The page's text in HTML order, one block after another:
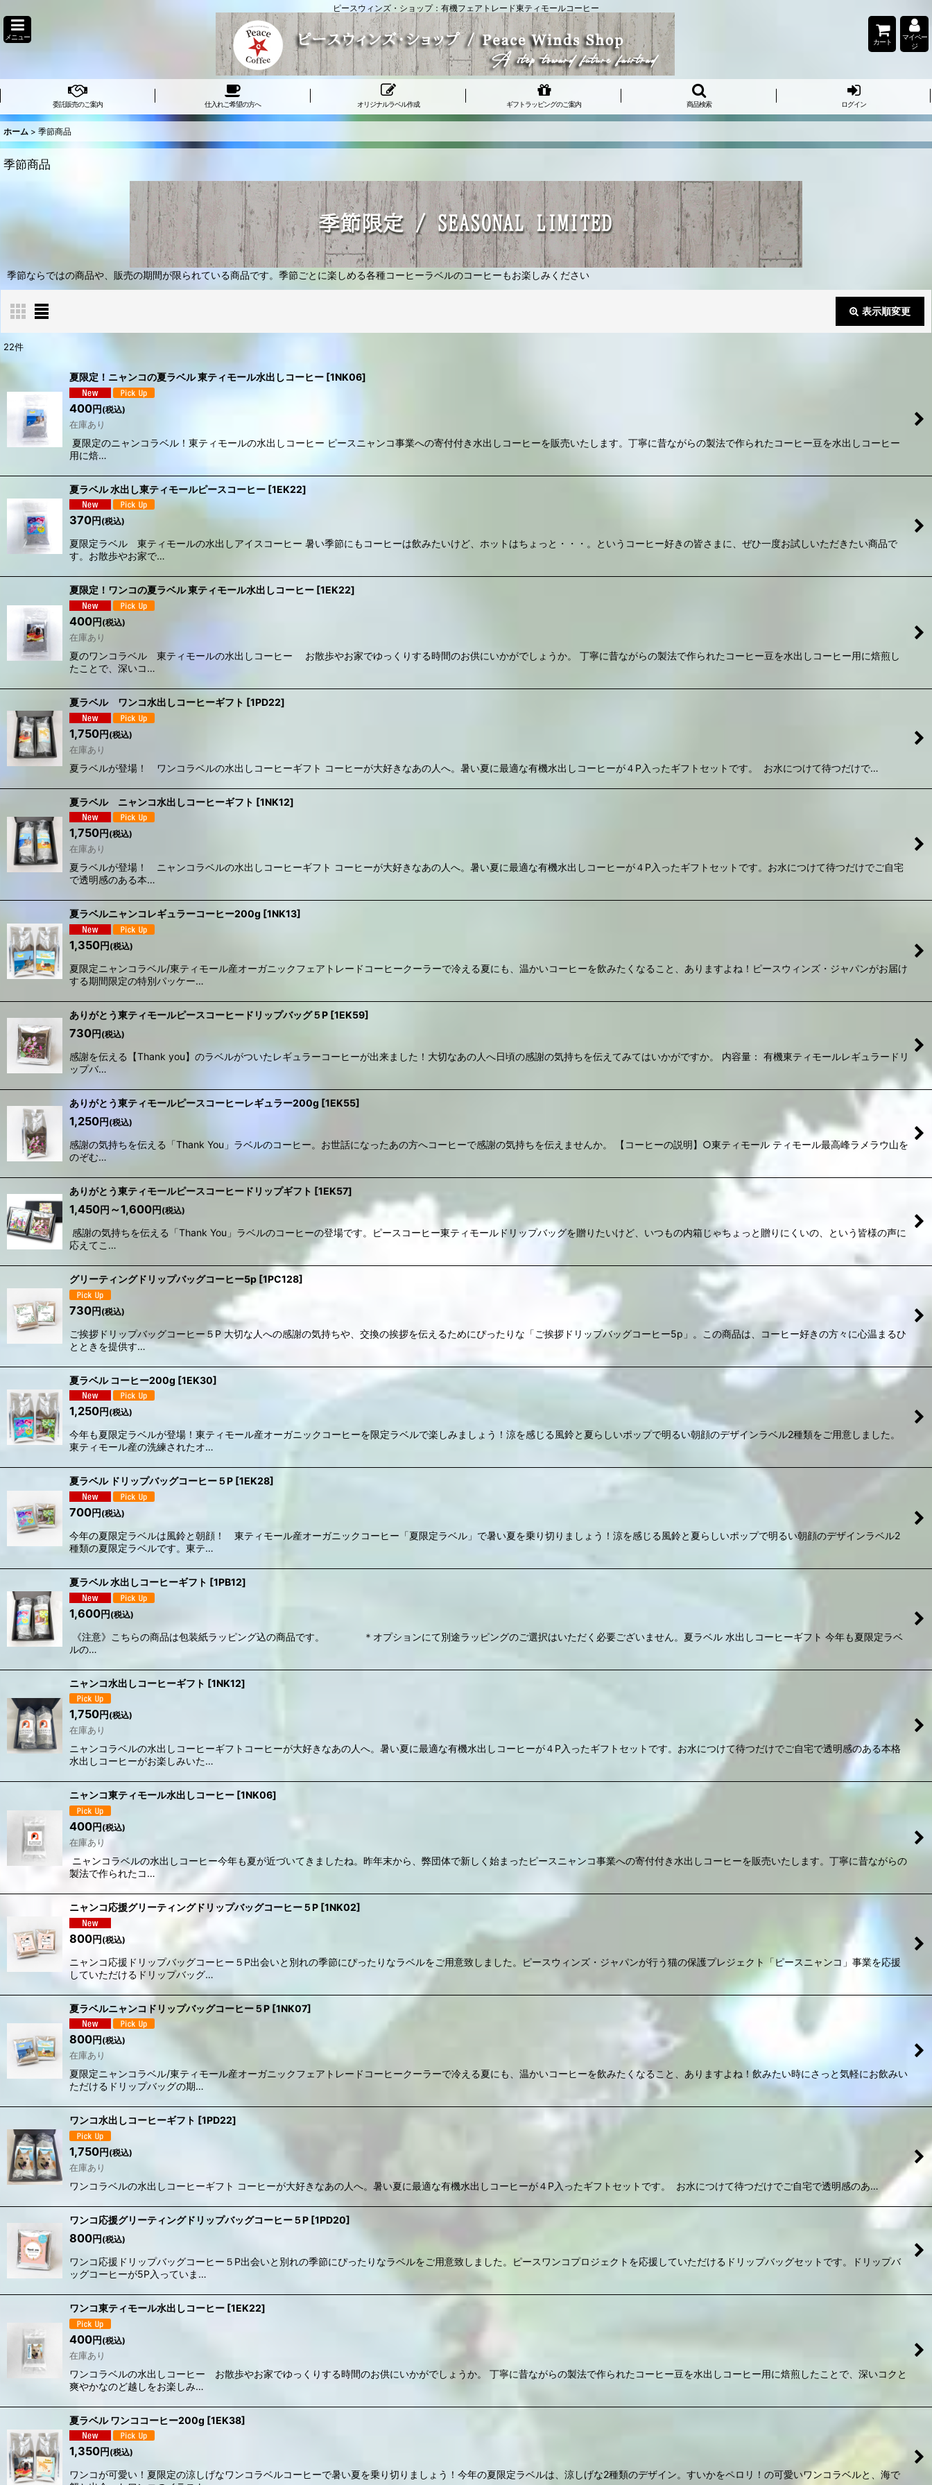
ピースウィンズ・ショップ：有機フェアトレード東ティモールコーヒー
メニュー
カート
マイペー
ジ
委託販売のご案内 仕入れご希望の方へ オリジナルラベル作成 ギフトラッピングのご案内 商品検索 ログイン
ホーム > 季節商品
季節商品
季節ならではの商品や、販売の期間が限られている商品です。季節ごとに楽しめる各種コーヒーラベルのコーヒーもお楽しみください
表示順変更
在庫あり
並び順
絞り込む
22件
夏限定！ニャンコの夏ラベル 東ティモール水出しコーヒー [1NK06]
400円 (税込)
在庫あり
夏限定のニャンコラベル！東ティモールの水出しコーヒー ピースニャンコ事業への寄付付き水出しコーヒーを販売いたします。丁寧に昔ながらの製法で作られたコーヒー豆を水出しコーヒー
用に焙…
夏ラベル 水出し東ティモールピースコーヒー [1EK22]
370円 (税込)
夏限定ラベル 東ティモールの水出しアイスコーヒー 暑い季節にもコーヒーは飲みたいけど、ホットはちょっと・・・。というコーヒー好きの皆さまに、ぜひ一度お試しいただきたい商品で
す。お散歩やお家で…
夏限定！ワンコの夏ラベル 東ティモール水出しコーヒー [1EK22]
400円 (税込)
在庫あり
夏のワンコラベル 東ティモールの水出しコーヒー お散歩やお家でゆっくりする時間のお供にいかがでしょうか。 丁寧に昔ながらの製法で作られたコーヒー豆を水出しコーヒー用に焙煎し
たことで、深いコ…
夏ラベル ワンコ水出しコーヒーギフト [1PD22]
1,750円 (税込)
在庫あり
夏ラベルが登場！ ワンコラベルの水出しコーヒーギフト コーヒーが大好きなあの人へ。暑い夏に最適な有機水出しコーヒーが４P入ったギフトセットです。 お水につけて待つだけで…
夏ラベル ニャンコ水出しコーヒーギフト [1NK12]
1,750円 (税込)
在庫あり
夏ラベルが登場！ ニャンコラベルの水出しコーヒーギフト コーヒーが大好きなあの人へ。暑い夏に最適な有機水出しコーヒーが４P入ったギフトセットです。お水につけて待つだけでご自宅
で透明感のある本…
夏ラベルニャンコレギュラーコーヒー200g [1NK13]
1,350円 (税込)
夏限定ニャンコラベル/東ティモール産オーガニックフェアトレードコーヒークーラーで冷える夏にも、温かいコーヒーを飲みたくなること、ありますよね！ピースウィンズ・ジャパンがお届け
する期間限定の特別パッケー…
ありがとう東ティモールピースコーヒードリップバッグ５P [1EK59]
730円 (税込)
感謝を伝える【Thank you】のラベルがついたレギュラーコーヒーが出来ました！大切なあの人へ日頃の感謝の気持ちを伝えてみてはいかがですか。 内容量： 有機東ティモールレギュラードリ
ップバ…
ありがとう東ティモールピースコーヒーレギュラー200g [1EK55]
1,250円 (税込)
感謝の気持ちを伝える「Thank You」ラベルのコーヒー。お世話になったあの方へコーヒーで感謝の気持ちを伝えませんか。 【コーヒーの説明】○東ティモール ティモール最高峰ラメラウ山を
のぞむ…
ありがとう東ティモールピースコーヒードリップギフト [1EK57]
1,450円 ～1,600円 (税込)
感謝の気持ちを伝える「Thank You」ラベルのコーヒーの登場です。ピースコーヒー東ティモールドリップバッグを贈りたいけど、いつもの内箱じゃちょっと贈りにくいの、という皆様の声に
応えてこ…
グリーティングドリップバッグコーヒー5p [1PC128]
730円 (税込)
ご挨拶ドリップバッグコーヒー５P 大切な人への感謝の気持ちや、交換の挨拶を伝えるためにぴったりな「ご挨拶ドリップバッグコーヒー5p」。この商品は、コーヒー好きの方々に心温まるひ
とときを提供す…
夏ラベル コーヒー200g [1EK30]
1,250円 (税込)
今年も夏限定ラベルが登場！東ティモール産オーガニックコーヒーを限定ラベルで楽しみましょう！涼を感じる風鈴と夏らしいポップで明るい朝顔のデザインラベル2種類をご用意しました。
東ティモール産の洗練されたオ…
夏ラベル ドリップバッグコーヒー５P [1EK28]
700円 (税込)
今年の夏限定ラベルは風鈴と朝顔！ 東ティモール産オーガニックコーヒー「夏限定ラベル」で暑い夏を乗り切りましょう！涼を感じる風鈴と夏らしいポップで明るい朝顔のデザインラベル2
種類の夏限定ラベルです。東テ…
夏ラベル 水出しコーヒーギフト [1PB12]
1,600円 (税込)
《注意》こちらの商品は包装紙ラッピング込の商品です。 ＊オプションにて別途ラッピングのご選択はいただく必要ございません。夏ラベル 水出しコーヒーギフト 今年も夏限定ラベ
ルの…
ニャンコ水出しコーヒーギフト [1NK12]
1,750円 (税込)
在庫あり
ニャンコラベルの水出しコーヒーギフトコーヒーが大好きなあの人へ。暑い夏に最適な有機水出しコーヒーが４P入ったギフトセットです。お水につけて待つだけでご自宅で透明感のある本格
水出しコーヒーがお楽しみいた…
ニャンコ東ティモール水出しコーヒー [1NK06]
400円 (税込)
在庫あり
ニャンコラベルの水出しコーヒー今年も夏が近づいてきましたね。昨年末から、弊団体で新しく始まったピースニャンコ事業への寄付付き水出しコーヒーを販売いたします。丁寧に昔ながらの
製法で作られたコ…
ニャンコ応援グリーティングドリップバッグコーヒー５P [1NK02]
800円 (税込)
ニャンコ応援ドリップバッグコーヒー５P出会いと別れの季節にぴったりなラベルをご用意致しました。ピースウィンズ・ジャパンが行う猫の保護プレジェクト「ピースニャンコ」事業を応援
していただけるドリップバッグ…
夏ラベルニャンコドリップバッグコーヒー５P [1NK07]
800円 (税込)
在庫あり
夏限定ニャンコラベル/東ティモール産オーガニックフェアトレードコーヒークーラーで冷える夏にも、温かいコーヒーを飲みたくなること、ありますよね！飲みたい時にさっと気軽にお飲みい
ただけるドリップバッグの期…
ワンコ水出しコーヒーギフト [1PD22]
1,750円 (税込)
在庫あり
ワンコラベルの水出しコーヒーギフト コーヒーが大好きなあの人へ。暑い夏に最適な有機水出しコーヒーが４P入ったギフトセットです。 お水につけて待つだけでご自宅で透明感のあ…
ワンコ応援グリーティングドリップバッグコーヒー５P [1PD20]
800円 (税込)
ワンコ応援ドリップバッグコーヒー５P出会いと別れの季節にぴったりなラベルをご用意致しました。ピースワンコプロジェクトを応援していただけるドリップバッグセットです。ドリップバ
ッグコーヒーが5P入っていま…
ワンコ東ティモール水出しコーヒー [1EK22]
400円 (税込)
在庫あり
ワンコラベルの水出しコーヒー お散歩やお家でゆっくりする時間のお供にいかがでしょうか。 丁寧に昔ながらの製法で作られたコーヒー豆を水出しコーヒー用に焙煎したことで、深いコクと
爽やかなのど越しをお楽しみ…
夏ラベル ワンココーヒー200g [1EK38]
1,350円 (税込)
ワンコが可愛い！夏限定の涼しげなワンコラベルコーヒーで暑い夏を乗り切りましょう！今年の夏限定ラベルは、涼しげな2種類のデザイン。すいかをペロリ！の可愛いワンコラベルと、海で